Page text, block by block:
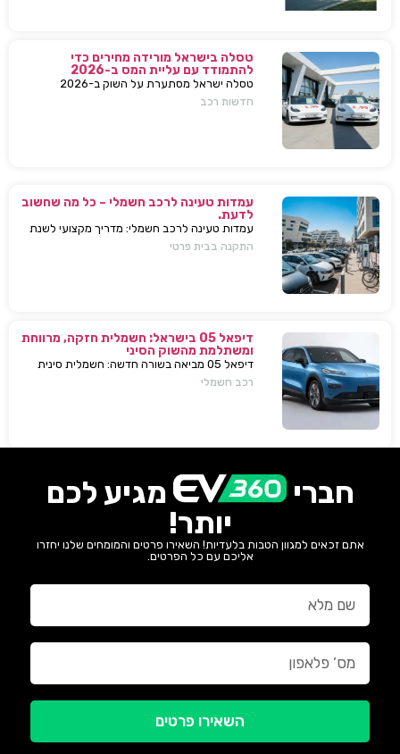
טסלה בישראל מורידה מחירים כדי
להתמודד עם עליית המס ב-2026
טסלה ישראל מסתערת על השוק ב-2026
ומבצעת הפחתות מחירים של עשרות אלפי שקלים
חדשות רכב
עמדות טעינה לרכב חשמלי – כל מה שחשוב
לדעת.
עמדות טעינה לרכב חשמלי: מדריך מקצועי לשנת
2025. בחירת עמדת טעינה, התקנה בבית או
התקנה בבית פרטי
דיפאל 05 בישראל: חשמלית חזקה, מרווחת
ומשתלמת מהשוק הסיני
דיפאל 05 מביאה בשורה חדשה: חשמלית סינית
חזקה, גדולה וזולה שמאיימת לערער את מתחרות
רכב חשמלי
חברי
מגיע לכם
יותר!
אתם זכאים למגוון הטבות בלעדיות! השאירו פרטים והמומחים שלנו יחזרו
אליכם עם כל הפרטים.
השאירו פרטים